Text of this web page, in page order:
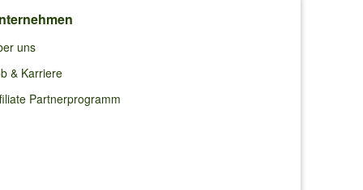
uns
& Karriere
Partnerprogramm